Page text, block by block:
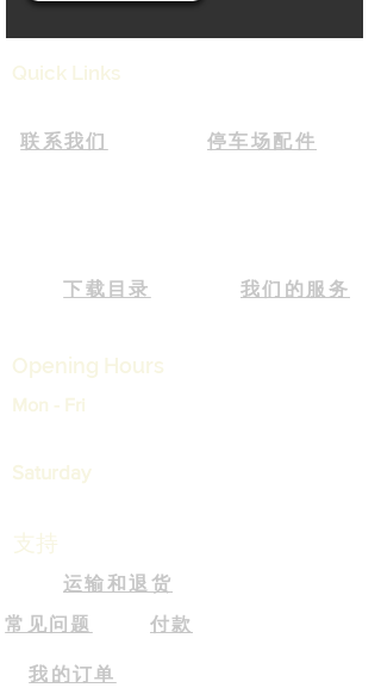
Quick Links
联系我们 停车场配件
我们的服务
下载目录
Opening Hours
Mon - Fri
Saturday
支持
常见问题
运输和退货
付款
我的订单